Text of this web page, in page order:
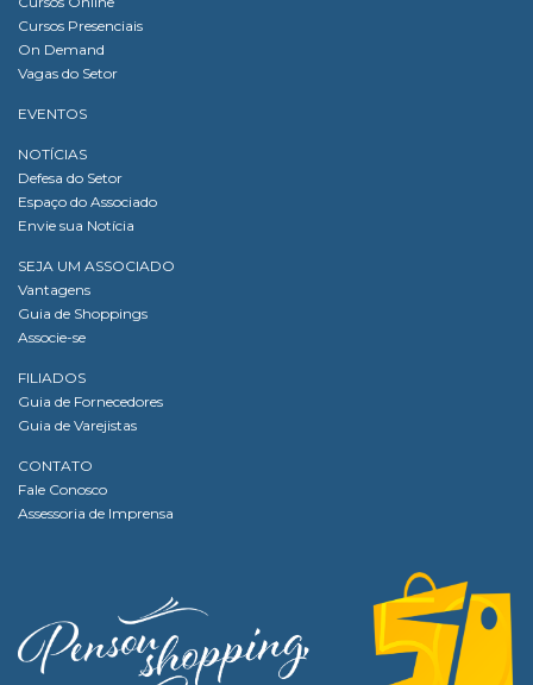
Cursos Presenciais
On Demand
Vagas do Setor
EVENTOS
NOTÍCIAS
Defesa do Setor
Espaço do Associado
Envie sua Notícia
SEJA UM ASSOCIADO
Vantagens
Guia de Shoppings
Associe-se
FILIADOS
Guia de Fornecedores
Guia de Varejistas
CONTATO
Fale Conosco
Assessoria de Imprensa